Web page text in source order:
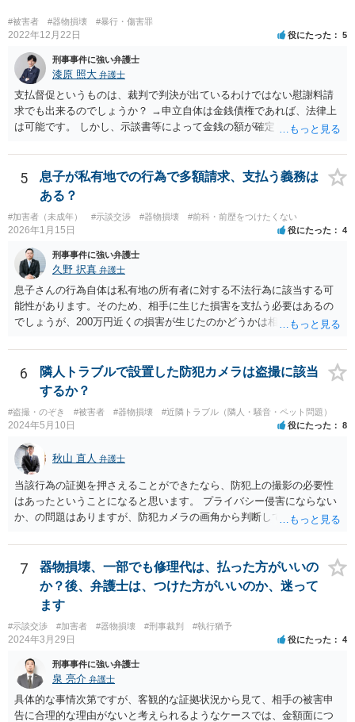
#被害者 #器物損壊 #暴行・傷害罪
2022年12月22日 役にたった 5
刑事事件に強い弁護士
漆原 照大 弁護士
支払督促というものは、裁判で判決が出ているわけではない慰謝料請
求でも出来るのでしょうか？ →申立自体は金銭債権であれば、法律上
は可能です。 しかし、示談書等によって金銭の額が確定していない損
見据えた検討になるかと存じます。 相手の職場に内容証明郵便を送る
のは何か罪に問われますか？ →会社は事件とは関係がないので最悪名
誉棄損に問われる可能性があります。住所等が不明であったり、どう
しても送達ができない場合に限り、相手方の承諾をとった上で送付す
ることは可能であると思います。 なお、旧姓を併記すること自体は問
題ありません。 参考条文 民事訴訟法 第三百八十五条 支払督促の申
立てが第三百八十二条若しくは第三百八十三条の規定に違反すると
き、又は申立ての趣旨から請求に理由がないことが明らかなときは、
その申立てを却下しなければならない。請求の一部につき支払督促を
発することができない場合におけるその一部についても、同様とす
る。
5
息子が私有地での行為で多額請求、支払う義務は
ある？
#加害者（未成年） #示談交渉 #器物損壊 #前科・前歴をつけたくない
2026年1月15日 役にたった 4
刑事事件に強い弁護士
久野 択真 弁護士
息子さんの行為自体は私有地の所有者に対する不法行為に該当する可
能性があります。そのため、相手に生じた損害を支払う必要はあるの
でしょうが、200万円近くの損害が生じたのかどうかは相手の方で立証
ントアウトして、お近くの弁護士に一度相談してみるのが良いと思い
ます。 ご参考までに。
6
隣人トラブルで設置した防犯カメラは盗撮に該当
するか？
#盗撮・のぞき #被害者 #器物損壊 #近隣トラブル（隣人・騒音・ペット問題）
2024年5月10日 役にたった 8
秋山 直人 弁護士
当該行為の証拠を押さえることができたなら、防犯上の撮影の必要性
はあったということになると思います。 プライバシー侵害にならない
か、の問題はありますが、防犯カメラの画角から判断して、隣人のプ
「盗撮」という指摘はあたらないのではないか、と思います。
7
器物損壊、一部でも修理代は、払った方がいいの
か？後、弁護士は、つけた方がいいのか、迷って
ます
#示談交渉 #加害者 #器物損壊 #刑事裁判 #執行猶予
2024年3月29日 役にたった 4
刑事事件に強い弁護士
泉 亮介 弁護士
具体的な事情次第ですが、客観的な証拠状況から見て、相手の被害申
告に合理的な理由がないと考えられるようなケースでは、金額面につ